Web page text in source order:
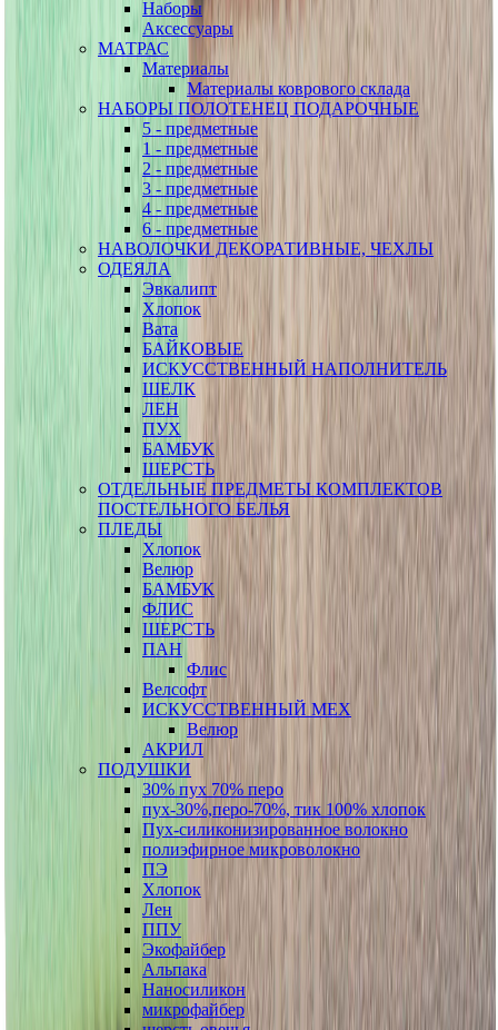
Наборы
Аксессуары
МАТРАС
Материалы
Материалы коврового склада
НАБОРЫ ПОЛОТЕНЕЦ ПОДАРОЧНЫЕ
5 - предметные
1 - предметные
2 - предметные
3 - предметные
4 - предметные
6 - предметные
НАВОЛОЧКИ ДЕКОРАТИВНЫЕ, ЧЕХЛЫ
ОДЕЯЛА
Эвкалипт
Хлопок
Вата
БАЙКОВЫЕ
ИСКУССТВЕННЫЙ НАПОЛНИТЕЛЬ
ШЕЛК
ЛЕН
ПУХ
БАМБУК
ШЕРСТЬ
ОТДЕЛЬНЫЕ ПРЕДМЕТЫ КОМПЛЕКТОВ
ПОСТЕЛЬНОГО БЕЛЬЯ
ПЛЕДЫ
Хлопок
Велюр
БАМБУК
ФЛИС
ШЕРСТЬ
ПАН
Флис
Велсофт
ИСКУССТВЕННЫЙ МЕХ
Велюр
АКРИЛ
ПОДУШКИ
30% пух 70% перо
пух-30%,перо-70%, тик 100% хлопок
Пух-силиконизированное волокно
полиэфирное микроволокно
ПЭ
Хлопок
Лен
ППУ
Экофайбер
Альпака
Наносиликон
микрофайбер